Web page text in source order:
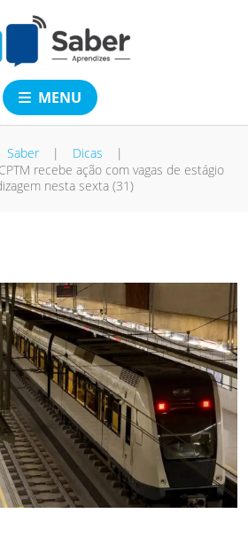
MENU
Saber | Dicas
|
recebe ação com vagas de estágio
nesta sexta (31)